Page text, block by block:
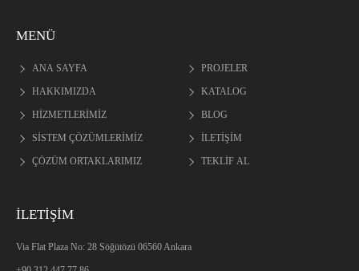
MENÜ
ANA SAYFA
HAKKIMIZDA
HİZMETLERİMİZ
SİSTEM ÇÖZÜMLERİMİZ
ÇÖZÜM ORTAKLARIMIZ
PROJELER
KATALOG
BLOG
İLETİŞİM
TEKLİF AL
İLETİŞİM
Via Flat Plaza No: 28 Söğütözü 06560 Ankara